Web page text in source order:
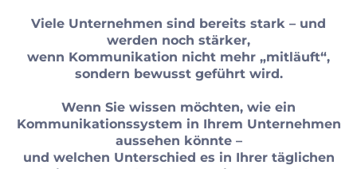
Viele Unternehmen sind bereits stark – und
werden noch stärker,
wenn Kommunikation nicht mehr „mitläuft“,
sondern bewusst geführt wird.
Wenn Sie wissen möchten, wie ein
Kommunikationssystem in Ihrem Unternehmen
aussehen könnte –
und welchen Unterschied es in Ihrer täglichen